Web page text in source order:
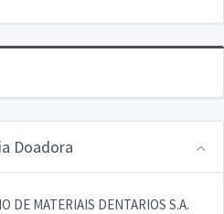
Doadora
DE MATERIAIS DENTARIOS S.A.